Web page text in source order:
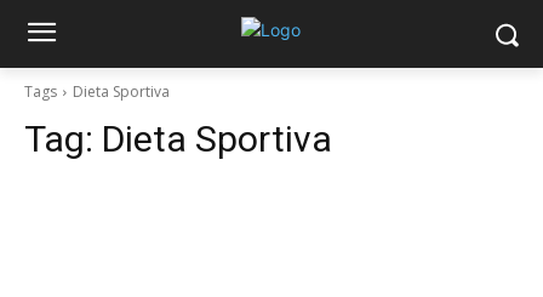
Tags Dieta Sportiva
Tag: Dieta Sportiva